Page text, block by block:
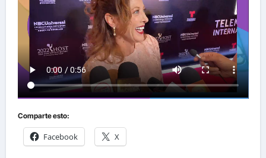
Comparte esto:
Facebook X